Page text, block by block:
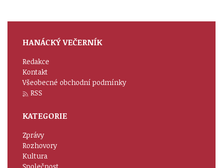
HANÁCKÝ VEČERNÍK
Redakce
Kontakt
Všeobecné obchodní podmínky
RSS
KATEGORIE
Zprávy
Rozhovory
Kultura